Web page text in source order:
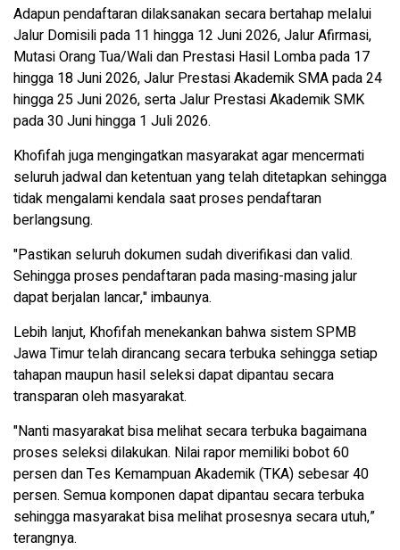
Adapun pendaftaran dilaksanakan secara bertahap melalui
Jalur Domisili pada 11 hingga 12 Juni 2026, Jalur Afirmasi,
Mutasi Orang Tua/Wali dan Prestasi Hasil Lomba pada 17
hingga 18 Juni 2026, Jalur Prestasi Akademik SMA pada 24
hingga 25 Juni 2026, serta Jalur Prestasi Akademik SMK
pada 30 Juni hingga 1 Juli 2026.
Khofifah juga mengingatkan masyarakat agar mencermati
seluruh jadwal dan ketentuan yang telah ditetapkan sehingga
tidak mengalami kendala saat proses pendaftaran
berlangsung.
"Pastikan seluruh dokumen sudah diverifikasi dan valid.
Sehingga proses pendaftaran pada masing-masing jalur
dapat berjalan lancar," imbaunya.
Lebih lanjut, Khofifah menekankan bahwa sistem SPMB
Jawa Timur telah dirancang secara terbuka sehingga setiap
tahapan maupun hasil seleksi dapat dipantau secara
transparan oleh masyarakat.
"Nanti masyarakat bisa melihat secara terbuka bagaimana
proses seleksi dilakukan. Nilai rapor memiliki bobot 60
persen dan Tes Kemampuan Akademik (TKA) sebesar 40
persen. Semua komponen dapat dipantau secara terbuka
sehingga masyarakat bisa melihat prosesnya secara utuh,”
terangnya.